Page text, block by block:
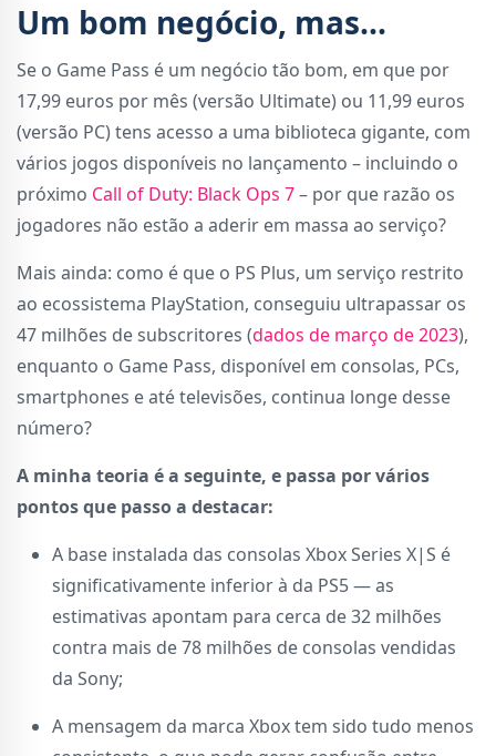
Um bom negócio, mas...
Se o Game Pass é um negócio tão bom, em que por
17,99 euros por mês (versão Ultimate) ou 11,99 euros
(versão PC) tens acesso a uma biblioteca gigante, com
vários jogos disponíveis no lançamento – incluindo o
próximo Call of Duty: Black Ops 7– por que razão os
jogadores não estão a aderir em massa ao serviço?
Mais ainda: como é que o PS Plus, um serviço restrito
ao ecossistema PlayStation, conseguiu ultrapassar os
47 milhões de subscritores (dados de março de 2023),
enquanto o Game Pass, disponível em consolas, PCs,
smartphones e até televisões, continua longe desse
número?
A minha teoria é a seguinte, e passa por vários
pontos que passo a destacar:
A base instalada das consolas Xbox Series X|S é
significativamente inferior à da PS5 — as
estimativas apontam para cerca de 32 milhões
contra mais de 78 milhões de consolas vendidas
da Sony;
A mensagem da marca Xbox tem sido tudo menos